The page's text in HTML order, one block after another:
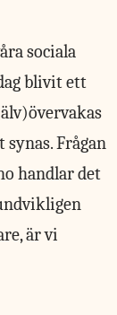
sociala
blivit ett
Frågan
handlar det
är vi